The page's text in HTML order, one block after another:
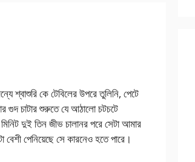
শ্বাশুরি কে টেবিলের উপরে তুলিনি, পেটে
চাটার শুরুতে যে আঠালো চটচটে
মিনিট দুই তিন জীভ চালানর পরে সেটা আমার
পেনিয়েছে সে কারনেও হতে পারে।